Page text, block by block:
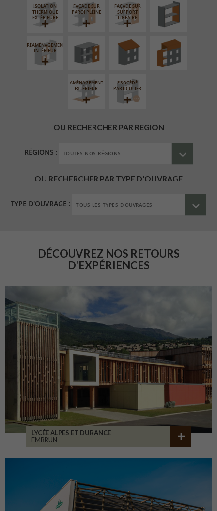
ISOLATION
THERMIQUE
EXTÉRIEURE
FAÇADE SUR
PAROI PLEINE
FAÇADE SUR
SUPPORT
LINÉAIRE
RÉAMÉNAGEMENT
INTÉRIEUR
FERMETURE
LOGGIAS
RÉFECTION DES
TOITURES
SURÉLÉVATION
EXTENSION
AMÉNAGEMENT
EXTÉRIEUR
PROCÉDÉ
PARTICULIER
OU RECHERCHER PAR REGION
RÉGIONS :
OU RECHERCHER PAR TYPE D'OUVRAGE
TYPE D'OUVRAGE :
DÉCOUVREZ NOS RETOURS
D'EXPÉRIENCES
LYCÉE ALPES ET DURANCE
EMBRUN